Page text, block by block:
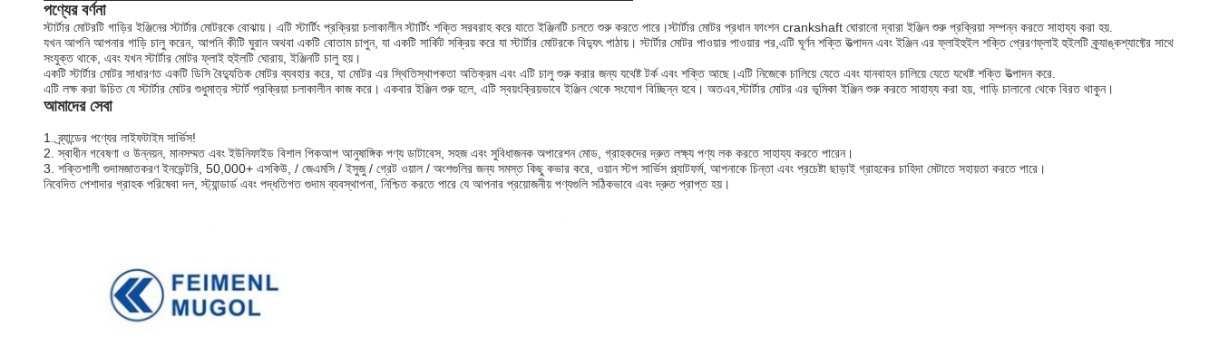
পণ্যের বর্ণনা
স্টার্টার মোটরটি গাড়ির ইঞ্জিনের স্টার্টার মোটরকে বোঝায়। এটি স্টার্টিং প্রক্রিয়া চলাকালীন স্টার্টিং শক্তি সরবরাহ করে যাতে ইঞ্জিনটি চলতে শুরু করতে পারে।স্টার্টার মোটর প্রধান ফাংশন crankshaft ঘোরানো দ্বারা ইঞ্জিন শুরু প্রক্রিয়া সম্পন্ন করতে সাহায্য করা হয়.
যখন আপনি আপনার গাড়ি চালু করেন, আপনি কীটি ঘুরান অথবা একটি বোতাম চাপুন, যা একটি সার্কিট সক্রিয় করে যা স্টার্টার মোটরকে বিদ্যুৎ পাঠায়। স্টার্টার মোটর পাওয়ার পাওয়ার পর,এটি ঘূর্ণন শক্তি উত্পাদন এবং ইঞ্জিন এর ফ্লাইহুইল শক্তি প্রেরণফ্লাই হুইলটি ক্র্যাঙ্কশ্যাফ্টের সাথে
সংযুক্ত থাকে, এবং যখন স্টার্টার মোটর ফ্লাই হুইলটি ঘোরায়, ইঞ্জিনটি চালু হয়।
একটি স্টার্টার মোটর সাধারণত একটি ডিসি বৈদ্যুতিক মোটর ব্যবহার করে, যা মোটর এর স্থিতিস্থাপকতা অতিক্রম এবং এটি চালু শুরু করার জন্য যথেষ্ট টর্ক এবং শক্তি আছে।এটি নিজেকে চালিয়ে যেতে এবং যানবাহন চালিয়ে যেতে যথেষ্ট শক্তি উত্পাদন করে.
এটি লক্ষ করা উচিত যে স্টার্টার মোটর শুধুমাত্র স্টার্ট প্রক্রিয়া চলাকালীন কাজ করে। একবার ইঞ্জিন শুরু হলে, এটি স্বয়ংক্রিয়ভাবে ইঞ্জিন থেকে সংযোগ বিচ্ছিন্ন হবে। অতএব,স্টার্টার মোটর এর ভূমিকা ইঞ্জিন শুরু করতে সাহায্য করা হয়, গাড়ি চালানো থেকে বিরত থাকুন।
আমাদের সেবা
1. ব্র্যান্ডের পণ্যের লাইফটাইম সার্ভিস!
2. স্বাধীন গবেষণা ও উন্নয়ন, মানসম্মত এবং ইউনিফাইড বিশাল পিকআপ আনুষাঙ্গিক পণ্য ডাটাবেস, সহজ এবং সুবিধাজনক অপারেশন মোড, গ্রাহকদের দ্রুত লক্ষ্য পণ্য লক করতে সাহায্য করতে পারেন।
3. শক্তিশালী গুদামজাতকরণ ইনভেন্টরি, 50,000+ এসকিউ, / জেএমসি / ইসুজু / গ্রেট ওয়াল / অংশগুলির জন্য সমস্ত কিছু কভার করে, ওয়ান স্টপ সার্ভিস প্ল্যাটফর্ম, আপনাকে চিন্তা এবং প্রচেষ্টা ছাড়াই গ্রাহকের চাহিদা মেটাতে সহায়তা করতে পারে।
নিবেদিত পেশাদার গ্রাহক পরিষেবা দল, স্ট্যান্ডার্ড এবং পদ্ধতিগত গুদাম ব্যবস্থাপনা, নিশ্চিত করতে পারে যে আপনার প্রয়োজনীয় পণ্যগুলি সঠিকভাবে এবং দ্রুত প্রাপ্ত হয়।